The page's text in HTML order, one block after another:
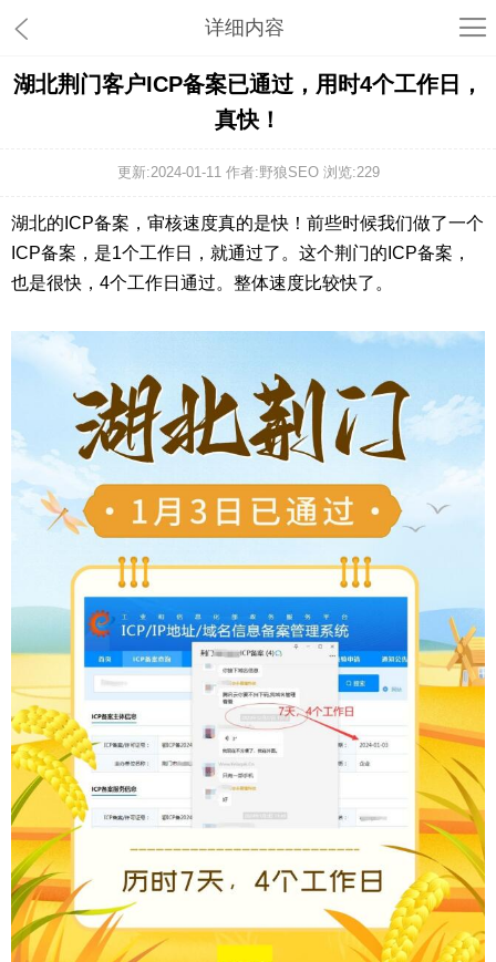
详细内容
湖北荆门客户ICP备案已通过，用时4个工作日，
真快！
更新:2024-01-11 作者:野狼SEO 浏览:229
湖北的ICP备案，审核速度真的是快！前些时候我们做了一个
ICP备案，是1个工作日，就通过了。这个荆门的ICP备案，
也是很快，4个工作日通过。整体速度比较快了。